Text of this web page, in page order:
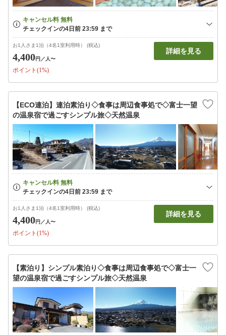
お1人さま1泊（4名1室利用時） (税込)
4,400円 ／人〜
ポイント(1%)
詳細を見る
【ECO連泊】連泊素泊り◇食事は周辺食事処で◇富士一望
の温泉宿で過ごすシンプル旅◇天然温泉
お1人さま1泊（4名1室利用時） (税込)
4,400円 ／人〜
ポイント(1%)
詳細を見る
【素泊り】シンプル素泊り◇食事は周辺食事処で◇富士一
望の温泉宿で過ごすシンプル旅◇天然温泉